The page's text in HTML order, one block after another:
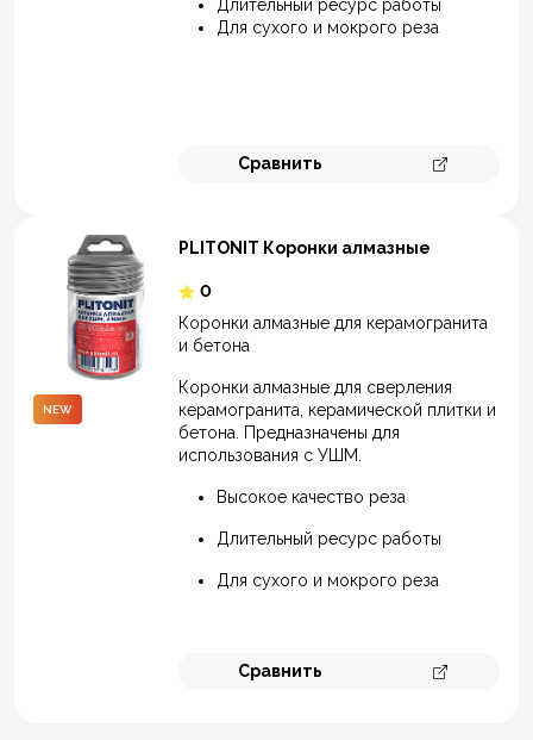
Длительный ресурс работы
Для сухого и мокрого реза
Сравнить
Перейти к
NEW
PLITONIT Коронки алмазные
0
Коронки алмазные для керамогранита
и бетона
Коронки алмазные для сверления
керамогранита, керамической плитки и
бетона. Предназначены для
использования с УШМ.
Высокое качество реза
Длительный ресурс работы
Для сухого и мокрого реза
Сравнить
Перейти к